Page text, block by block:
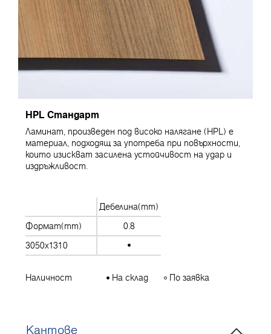
HPL Стандарт
Ламинат, произведен под високо налягане (HPL) е
материал, подходящ за употреба при повърхности,
които изискват засилена устойчивост на удар и
издръжливост.
Дебелина(mm)
Формат(mm)
0.8
3050x1310
Наличност На склад По заявка
Кантове